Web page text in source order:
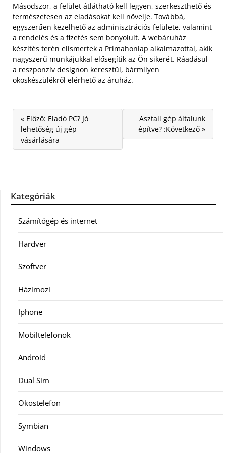
Másodszor, a felület átlátható kell legyen, szerkeszthető és
természetesen az eladásokat kell növelje. Továbbá,
egyszerűen kezelhető az adminisztrációs felülete, valamint
a rendelés és a fizetés sem bonyolult. A webáruház
készítés terén elismertek a Primahonlap alkalmazottai, akik
nagyszerű munkájukkal elősegítik az Ön sikerét. Ráadásul
a reszponzív designon keresztül, bármilyen
okoskészülékről elérhető az áruház.
« Előző: Eladó PC? Jó
lehetőség új gép
vásárlására
Asztali gép általunk
építve? :Következő »
Kategóriák
Számítógép és internet
Hardver
Szoftver
Házimozi
Iphone
Mobiltelefonok
Android
Dual Sim
Okostelefon
Symbian
Windows